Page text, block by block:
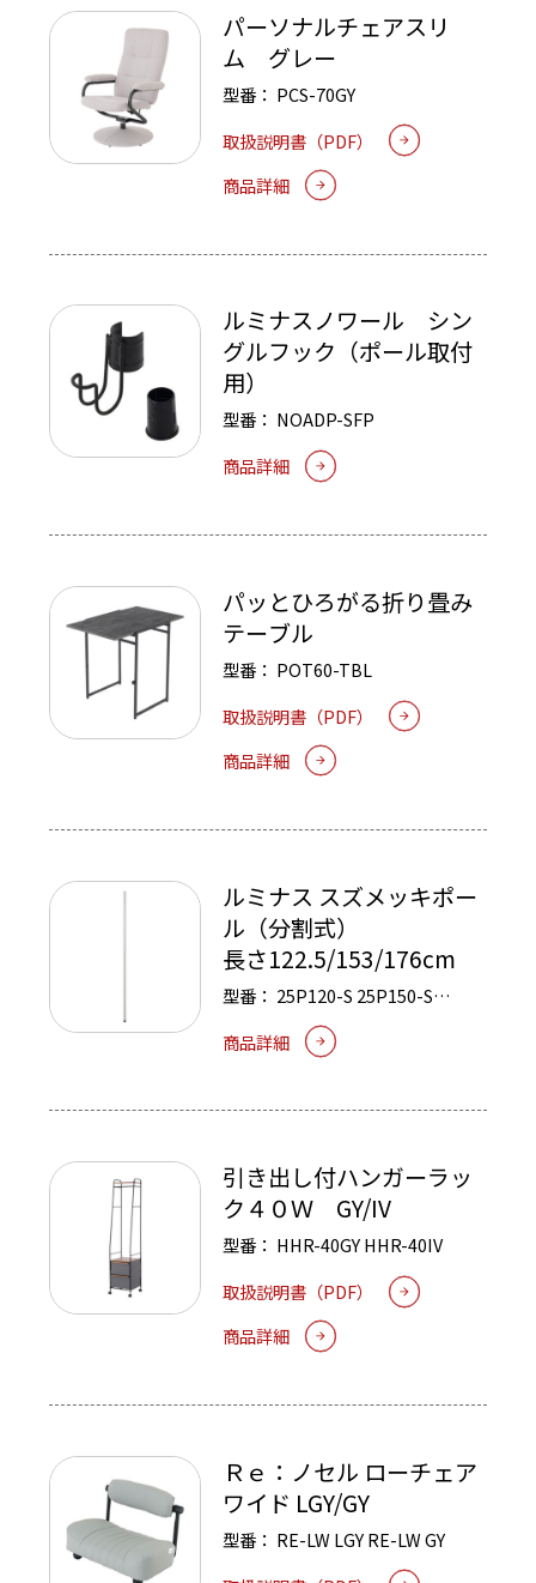
パーソナルチェアスリ
ム グレー
型番： PCS-70GY
取扱説明書（PDF）
商品詳細
ルミナスノワール シン
グルフック（ポール取付
用）
型番： NOADP-SFP
商品詳細
パッとひろがる折り畳み
テーブル
型番： POT60-TBL
取扱説明書（PDF）
商品詳細
ルミナス スズメッキポー
ル（分割式）
長さ122.5/153/176cm
型番： 25P120-S 25P150-S
商品詳細
引き出し付ハンガーラッ
ク４０Ｗ GY/IV
型番： HHR-40GYHHR-40IV
取扱説明書（PDF）
商品詳細
Ｒｅ：ノセル ローチェア
ワイド LGY/GY
型番： RE-LW LGYRE-LW GY